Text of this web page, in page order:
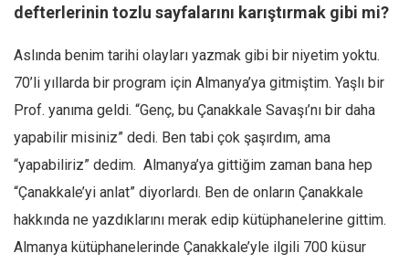
Amina S. Jenenkovic
Bağdagül Öz
Esra Elönü
» Yazar arşivi
Bu Sayı
Tüm Sayılar
Kategoriler
Kültür Sanat
defterlerinin tozlu sayfalarını karıştırmak gibi mi?
Aslında benim tarihi olayları yazmak gibi bir niyetim yoktu.
70’li yıllarda bir program için Almanya’ya gitmiştim. Yaşlı bir
Prof. yanıma geldi. “Genç, bu Çanakkale Savaşı’nı bir daha
yapabilir misiniz” dedi. Ben tabi çok şaşırdım, ama
“yapabiliriz” dedim. Almanya’ya gittiğim zaman bana hep
“Çanakkale’yi anlat” diyorlardı. Ben de onların Çanakkale
hakkında ne yazdıklarını merak edip kütüphanelerine gittim.
Almanya kütüphanelerinde Çanakkale’yle ilgili 700 küsur